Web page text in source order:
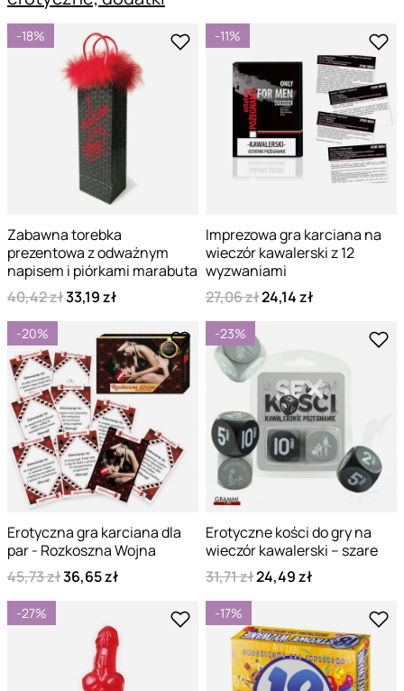
-18%
Zabawna torebka
prezentowa z odważnym
napisem i piórkami marabuta
40,42 zł33,19 zł
-11%
Imprezowa gra karciana na
wieczór kawalerski z 12
wyzwaniami
27,06 zł24,14 zł
-20%
Erotyczna gra karciana dla
par - Rozkoszna Wojna
45,73 zł36,65 zł
-23%
Erotyczne kości do gry na
wieczór kawalerski – szare
31,71 zł24,49 zł
-27% -17%